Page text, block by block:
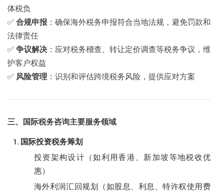
体税负
✅ 合规申报 ：确保海外税务申报符合当地法规，避免罚款和
法律责任
✅ 争议解决 ：应对税务稽查、转让定价调查等税务争议，维
护客户权益
✅ 风险管理 ：识别和评估跨境税务风险，提供应对方案
三、国际税务咨询主要服务领域
国际投资税务筹划
投资架构设计（如利用香港、新加坡等地税收优
惠）
海外利润汇回规划（如股息、利息、特许权使用费